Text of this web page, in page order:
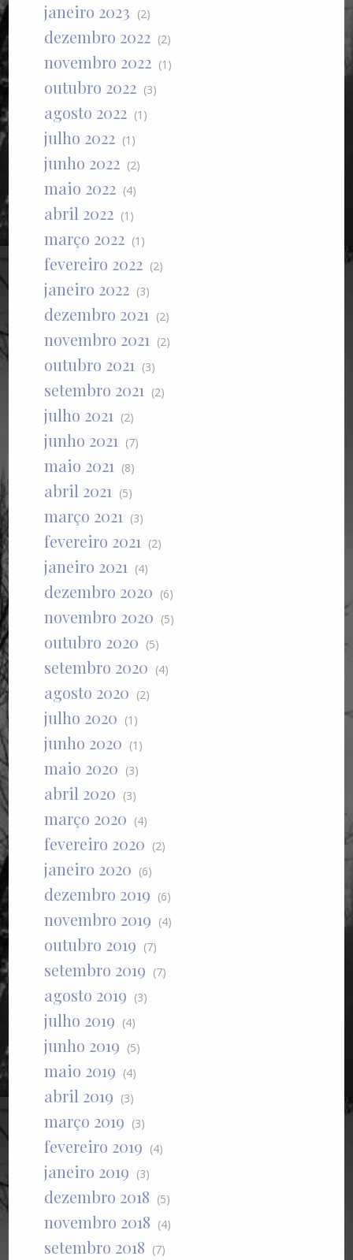
janeiro 2023 (2)
dezembro 2022 (2)
novembro 2022 (1)
outubro 2022 (3)
agosto 2022 (1)
julho 2022 (1)
junho 2022 (2)
maio 2022 (4)
abril 2022 (1)
março 2022 (1)
fevereiro 2022 (2)
janeiro 2022 (3)
dezembro 2021 (2)
novembro 2021 (2)
outubro 2021 (3)
setembro 2021 (2)
julho 2021 (2)
junho 2021 (7)
maio 2021 (8)
abril 2021 (5)
março 2021 (3)
fevereiro 2021 (2)
janeiro 2021 (4)
dezembro 2020 (6)
novembro 2020 (5)
outubro 2020 (5)
setembro 2020 (4)
agosto 2020 (2)
julho 2020 (1)
junho 2020 (1)
maio 2020 (3)
abril 2020 (3)
março 2020 (4)
fevereiro 2020 (2)
janeiro 2020 (6)
dezembro 2019 (6)
novembro 2019 (4)
outubro 2019 (7)
setembro 2019 (7)
agosto 2019 (3)
julho 2019 (4)
junho 2019 (5)
maio 2019 (4)
abril 2019 (3)
março 2019 (3)
fevereiro 2019 (4)
janeiro 2019 (3)
dezembro 2018 (5)
novembro 2018 (4)
setembro 2018 (7)